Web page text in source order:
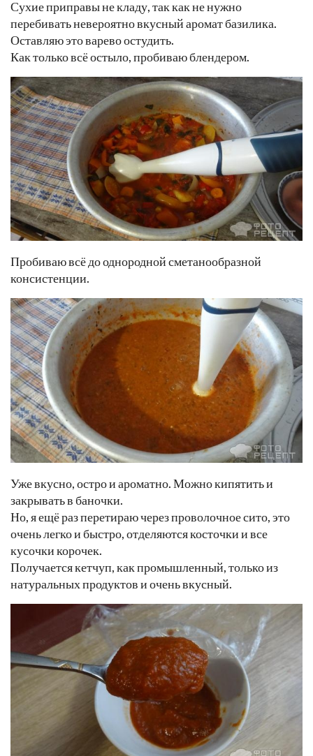
Сухие приправы не кладу, так как не нужно
перебивать невероятно вкусный аромат базилика.
Оставляю это варево остудить.
Как только всё остыло, пробиваю блендером.
Пробиваю всё до однородной сметанообразной
консистенции.
Уже вкусно, остро и ароматно. Можно кипятить и
закрывать в баночки.
Но, я ещё раз перетираю через проволочное сито, это
очень легко и быстро, отделяются косточки и все
кусочки корочек.
Получается кетчуп, как промышленный, только из
натуральных продуктов и очень вкусный.